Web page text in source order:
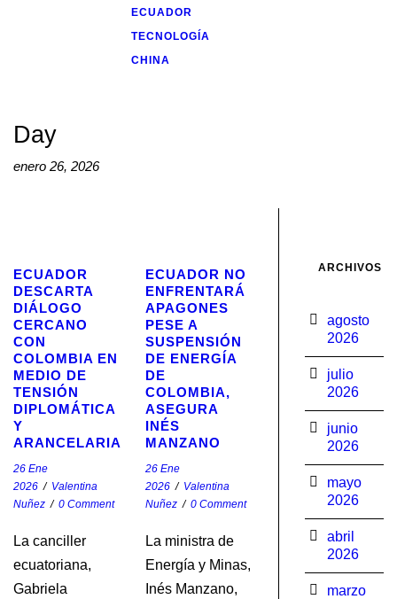
ECUADOR
TECNOLOGÍA
CHINA
Day
enero 26, 2026
ECUADOR
DESCARTA
DIÁLOGO
CERCANO
CON
COLOMBIA EN
MEDIO DE
TENSIÓN
DIPLOMÁTICA
Y
ARANCELARIA
26 Ene
2026 / Valentina
Nuñez / 0 Comment
La canciller
ecuatoriana,
Gabriela
ECUADOR NO
ENFRENTARÁ
APAGONES
PESE A
SUSPENSIÓN
DE ENERGÍA
DE
COLOMBIA,
ASEGURA
INÉS
MANZANO
26 Ene
2026 / Valentina
Nuñez / 0 Comment
La ministra de
Energía y Minas,
Inés Manzano,
ARCHIVOS
agosto
2026
julio
2026
junio
2026
mayo
2026
abril
2026
marzo